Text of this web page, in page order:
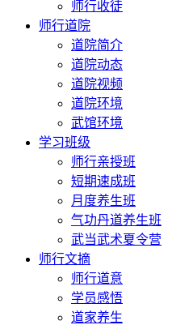
师行收徒
师行道院
道院简介
道院动态
道院视频
道院环境
武馆环境
学习班级
师行亲授班
短期速成班
月度养生班
气功丹道养生班
武当武术夏令营
师行文摘
师行道意
学员感悟
道家养生